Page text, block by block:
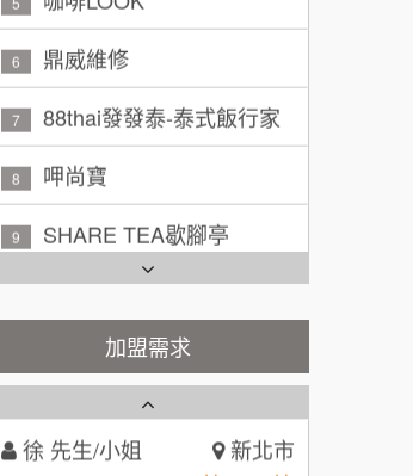
6 鼎威維修
7 88thai發發泰-泰式飯行家
8 呷尚寶
9 SHARE TEA歇腳亭
TEA TOP台灣第一味
Cozy coffee可集咖啡
霏等茶
3 秉宏小米甜甜圈
加盟需求
黃 先生/小姐
加盟預算
林 先生/小姐 屏東縣
加盟預算 100萬 ~ 200萬
吳 先生/小姐
加盟預算 100萬~200萬
周 先生/小姐 台北
100萬 ~150萬
徐 先生/小姐 新北市
加盟預算 50萬~75萬